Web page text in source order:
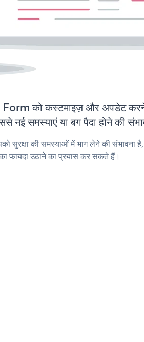
को कस्टमाइज़ और अपडेट
समस्याएं या बग पैदा होने की
सुरक्षा की समस्याओं में भाग लेने की संभावना
फायदा उठाने का प्रयास कर सकते हैं।